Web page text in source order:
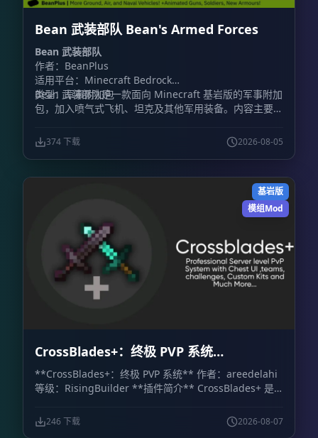
Bean 武装部队 Bean's Armed Forces
Bean 武装部队
作者：BeanPlus
适用平台：Minecraft Bedrock
类型：军事附加包
Bean 武装部队是一款面向 Minecraft 基岩版的军事附加
包，加入喷气式飞机、坦克及其他军用装备。内容主要围
炮、防毒面具、枪械等地面装备。
374 下载 2026-08-05
基岩版
模组Mod
CrossBlades+：终极 PVP 系统
CrossBlades+: Ultimate PVP System
**CrossBlades+：终极 PVP 系统** 作者：areedelahi
等级：RisingBuilder **插件简介** CrossBlades+ 是
技场决斗系统。玩家可以通过可视化箱子界面挑战好友、
预览套装，并立即参加 1v1 单挑或最多 5v5 的团队决
246 下载 2026-08-07